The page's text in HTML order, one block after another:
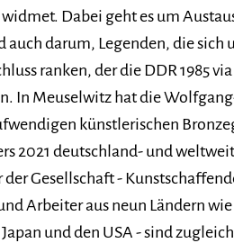
Dabei geht es um
darum, Legenden, die sich
ranken, der die DDR 1985 via
In Meuselwitz hat die
künstlerischen
2021 deutschland- und
Gesellschaft -
Arbeiter aus neun Ländern wie
und den USA - sind